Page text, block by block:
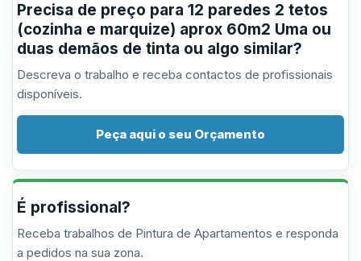
Precisa de preço para 12 paredes 2 tetos
(cozinha e marquize) aprox 60m2 Uma ou
duas demãos de tinta ou algo similar?
Descreva o trabalho e receba contactos de profissionais
disponíveis.
Peça aqui o seu Orçamento
É profissional?
Receba trabalhos de Pintura de Apartamentos e responda
a pedidos na sua zona.